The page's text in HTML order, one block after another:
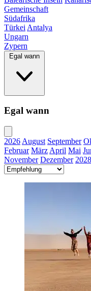
Gemeinschaft
Südafrika
Türkei Antalya
Ungarn
Zypern
Egal wann
Egal wann
2026 August September
Februar März April Mai
November Dezember 2028